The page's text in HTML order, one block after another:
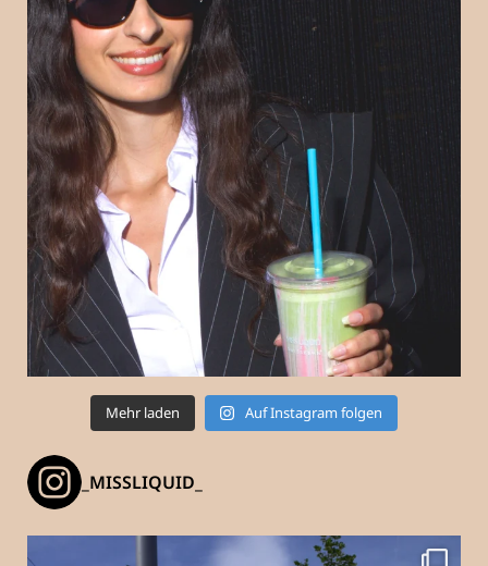
Mehr laden Auf Instagram folgen
_MISSLIQUID_